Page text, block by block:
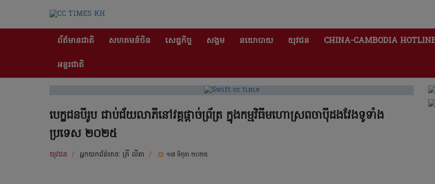
ព័ត៌មានជាតិ សហគមន៍ចិន សេដ្ឋកិច្ច សង្គម នយោបាយ យុវជន CHINA-CAMBODIA
អន្តរជាតិ
បេក្ខជនបីរូប ជាប់ជ័យលាភីនៅវគ្គផ្តាច់ព្រ័ត្រ ក្នុងកម្មវិធីមហោស្រពចាប៉ីដងវែងទូទាំង
ប្រទេស ២០២៥
យុវជន / អ្នកយកព័ត៌មាន: គ្រី លីតា / ១៧ មិថុនា ២០២៥